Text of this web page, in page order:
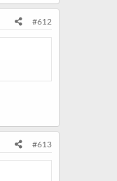
#612
#613